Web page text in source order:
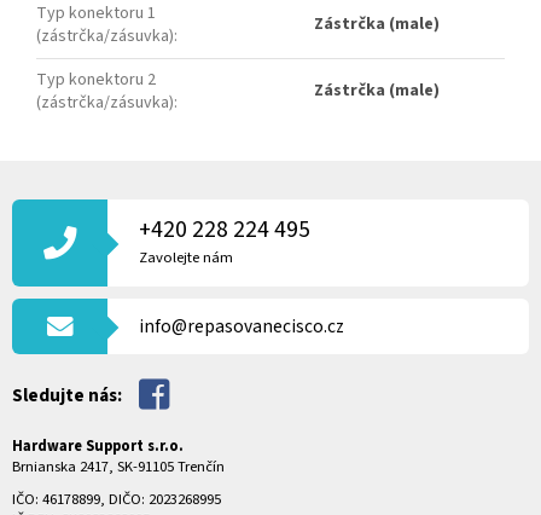
Typ konektoru 1
(zástrčka/zásuvka): Zástrčka (male)
Typ konektoru 2
(zástrčka/zásuvka): Zástrčka (male)
Á
T
+420 228 224 495
Zavolejte nám
info@repasovanecisco.cz
Sledujte nás:
Hardware Support s.r.o.
Brnianska 2417, SK-91105 Trenčín
IČO: 46178899, DIČO: 2023268995